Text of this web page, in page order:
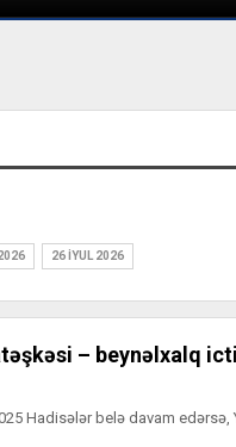
26 İYUL 2026
– beynəlxalq
Hadisələr belə davam edərsə,